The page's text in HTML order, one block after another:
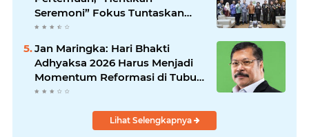
Seremoni” Fokus Tuntaskan
Korupsi!
Jan Maringka: Hari Bhakti
Adhyaksa 2026 Harus Menjadi
Momentum Reformasi di Tubuh
Kejaksaan
Lihat Selengkapnya